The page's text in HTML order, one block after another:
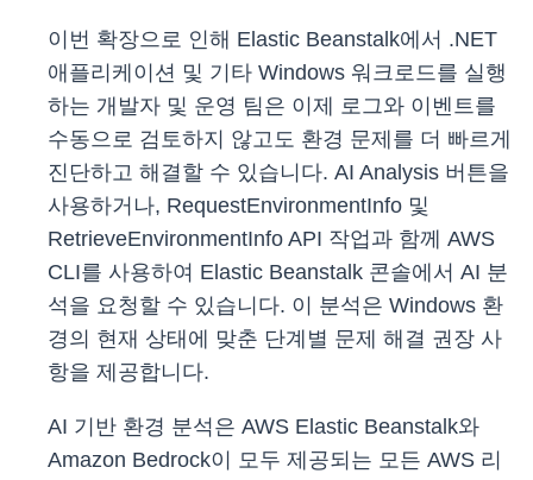
이번 확장으로 인해 Elastic Beanstalk에서 .NET
애플리케이션 및 기타 Windows 워크로드를 실행
하는 개발자 및 운영 팀은 이제 로그와 이벤트를
수동으로 검토하지 않고도 환경 문제를 더 빠르게
진단하고 해결할 수 있습니다. AI Analysis 버튼을
사용하거나, RequestEnvironmentInfo 및
RetrieveEnvironmentInfo API 작업과 함께 AWS
CLI를 사용하여 Elastic Beanstalk 콘솔에서 AI 분
석을 요청할 수 있습니다. 이 분석은 Windows 환
경의 현재 상태에 맞춘 단계별 문제 해결 권장 사
항을 제공합니다.
AI 기반 환경 분석은 AWS Elastic Beanstalk와
Amazon Bedrock이 모두 제공되는 모든 AWS 리